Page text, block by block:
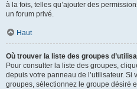
à la fois, telles qu’ajouter des
un forum privé.
Haut
Où trouver la liste des groupes
Pour consulter la liste des groupes,
depuis votre panneau de l’utilisateur.
groupes, sélectionnez le groupe désiré